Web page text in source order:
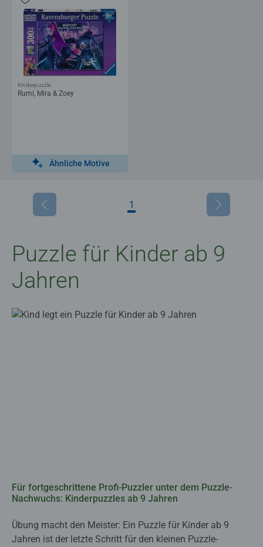
Rumi, Mira & Zoey
Kinderpuzzle
Ähnliche Motive
1
Puzzle für Kinder ab 9
Jahren
Für fortgeschrittene Profi-Puzzler unter dem Puzzle-
Nachwuchs: Kinderpuzzles ab 9 Jahren
Übung macht den Meister: Ein Puzzle für Kinder ab 9
Jahren ist der letzte Schritt für den kleinen Puzzle-